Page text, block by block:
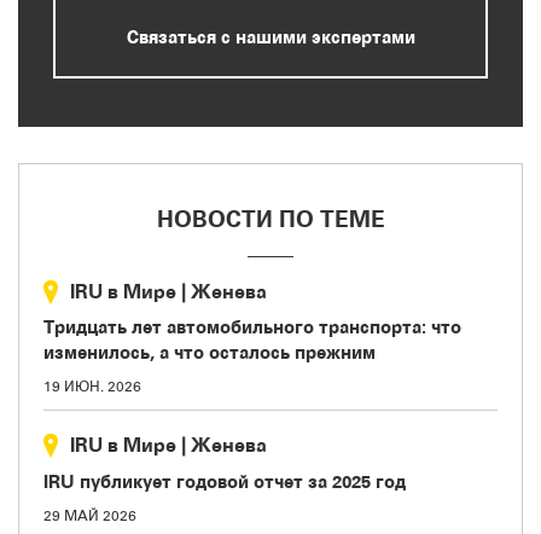
Связаться с нашими экспертами
НОВОСТИ ПО ТЕМЕ
IRU в Мире | Женева
Тридцать лет автомобильного транспорта: что
изменилось, а что осталось прежним
19 ИЮН. 2026
IRU в Мире | Женева
IRU публикует годовой отчет за 2025 год
29 МАЙ 2026